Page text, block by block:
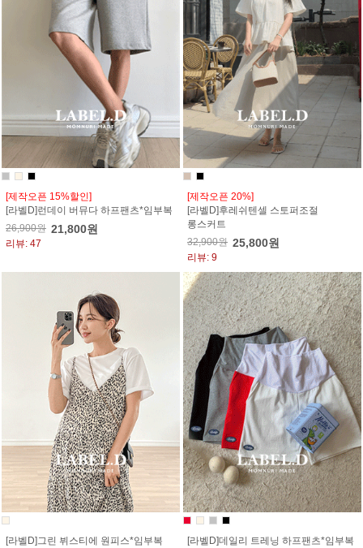
[제작오픈 15%할인]
[라벨D]런데이 버뮤다 하프팬츠*임부복
26,900원 21,800원
리뷰: 47
[제작오픈 20%]
[라벨D]후레쉬텐셀 스토퍼조절
롱스커트
32,900원 25,800원
리뷰: 9
[라벨D]그린 뷔스티에 원피스*임부복
[라벨D]데일리 트레닝 하프팬츠*임부복